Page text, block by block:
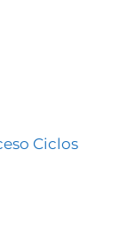
Ciclos